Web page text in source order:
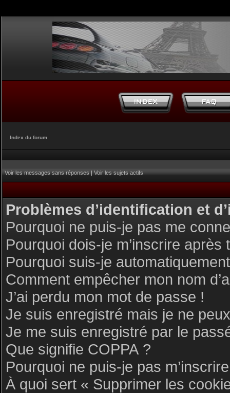
Index du forum
Voir les messages sans réponses|Voir les sujets actifs
Problèmes d’identification et
Pourquoi ne puis-je pas me
Pourquoi dois-je m’inscrire après
Pourquoi suis-je
Comment empêcher mon nom
J’ai perdu mon mot de passe !
Je suis enregistré mais je ne
Je me suis enregistré par le
Que signifie COPPA ?
Pourquoi ne puis-je pas
À quoi sert « Supprimer les